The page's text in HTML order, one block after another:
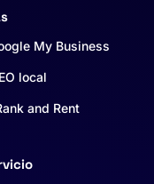
My Business
local
and Rent